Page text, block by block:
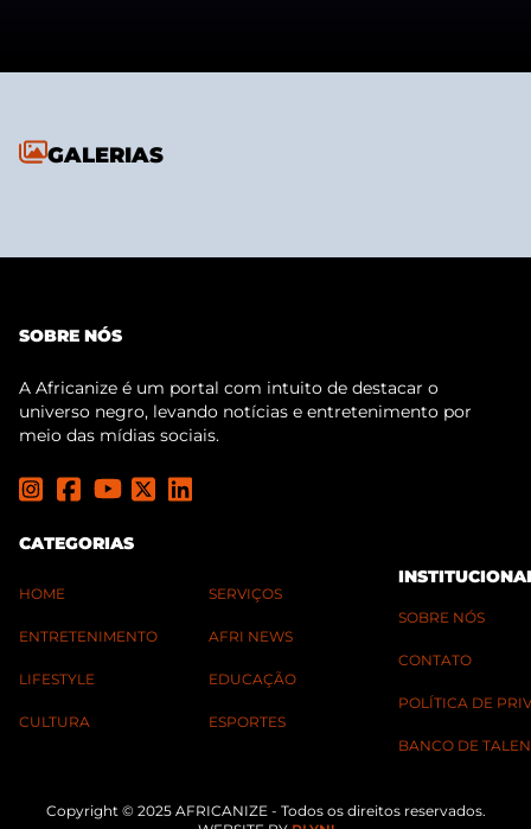
GALERIAS
SOBRE NÓS
A Africanize é um portal com intuito de destacar o
universo negro, levando notícias e entretenimento por
meio das mídias sociais.
CATEGORIAS
HOME
ENTRETENIMENTO
LIFESTYLE
CULTURA
SERVIÇOS
AFRI NEWS
EDUCAÇÃO
ESPORTES
SOBRE NÓS
CONTATO
POLÍTICA DE
BANCO DE
Copyright © 2025 AFRICANIZE - Todos os direitos reservados.